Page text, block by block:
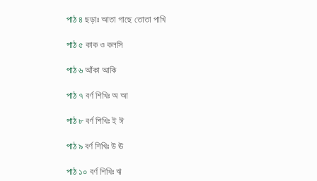
পাঠ ৪ ছড়াঃ আতা গাছে তোতা পাখি
পাঠ ৫ কাক ও কলসি
পাঠ ৬ আঁকা আকি
পাঠ ৭ বর্ণ শিখিঃ অ আ
পাঠ ৮ বর্ণ শিখিঃ ই ঈ
পাঠ ৯ বর্ণ শিখিঃ উ ঊ
পাঠ ১০ বর্ণ শিখিঃ ঋ